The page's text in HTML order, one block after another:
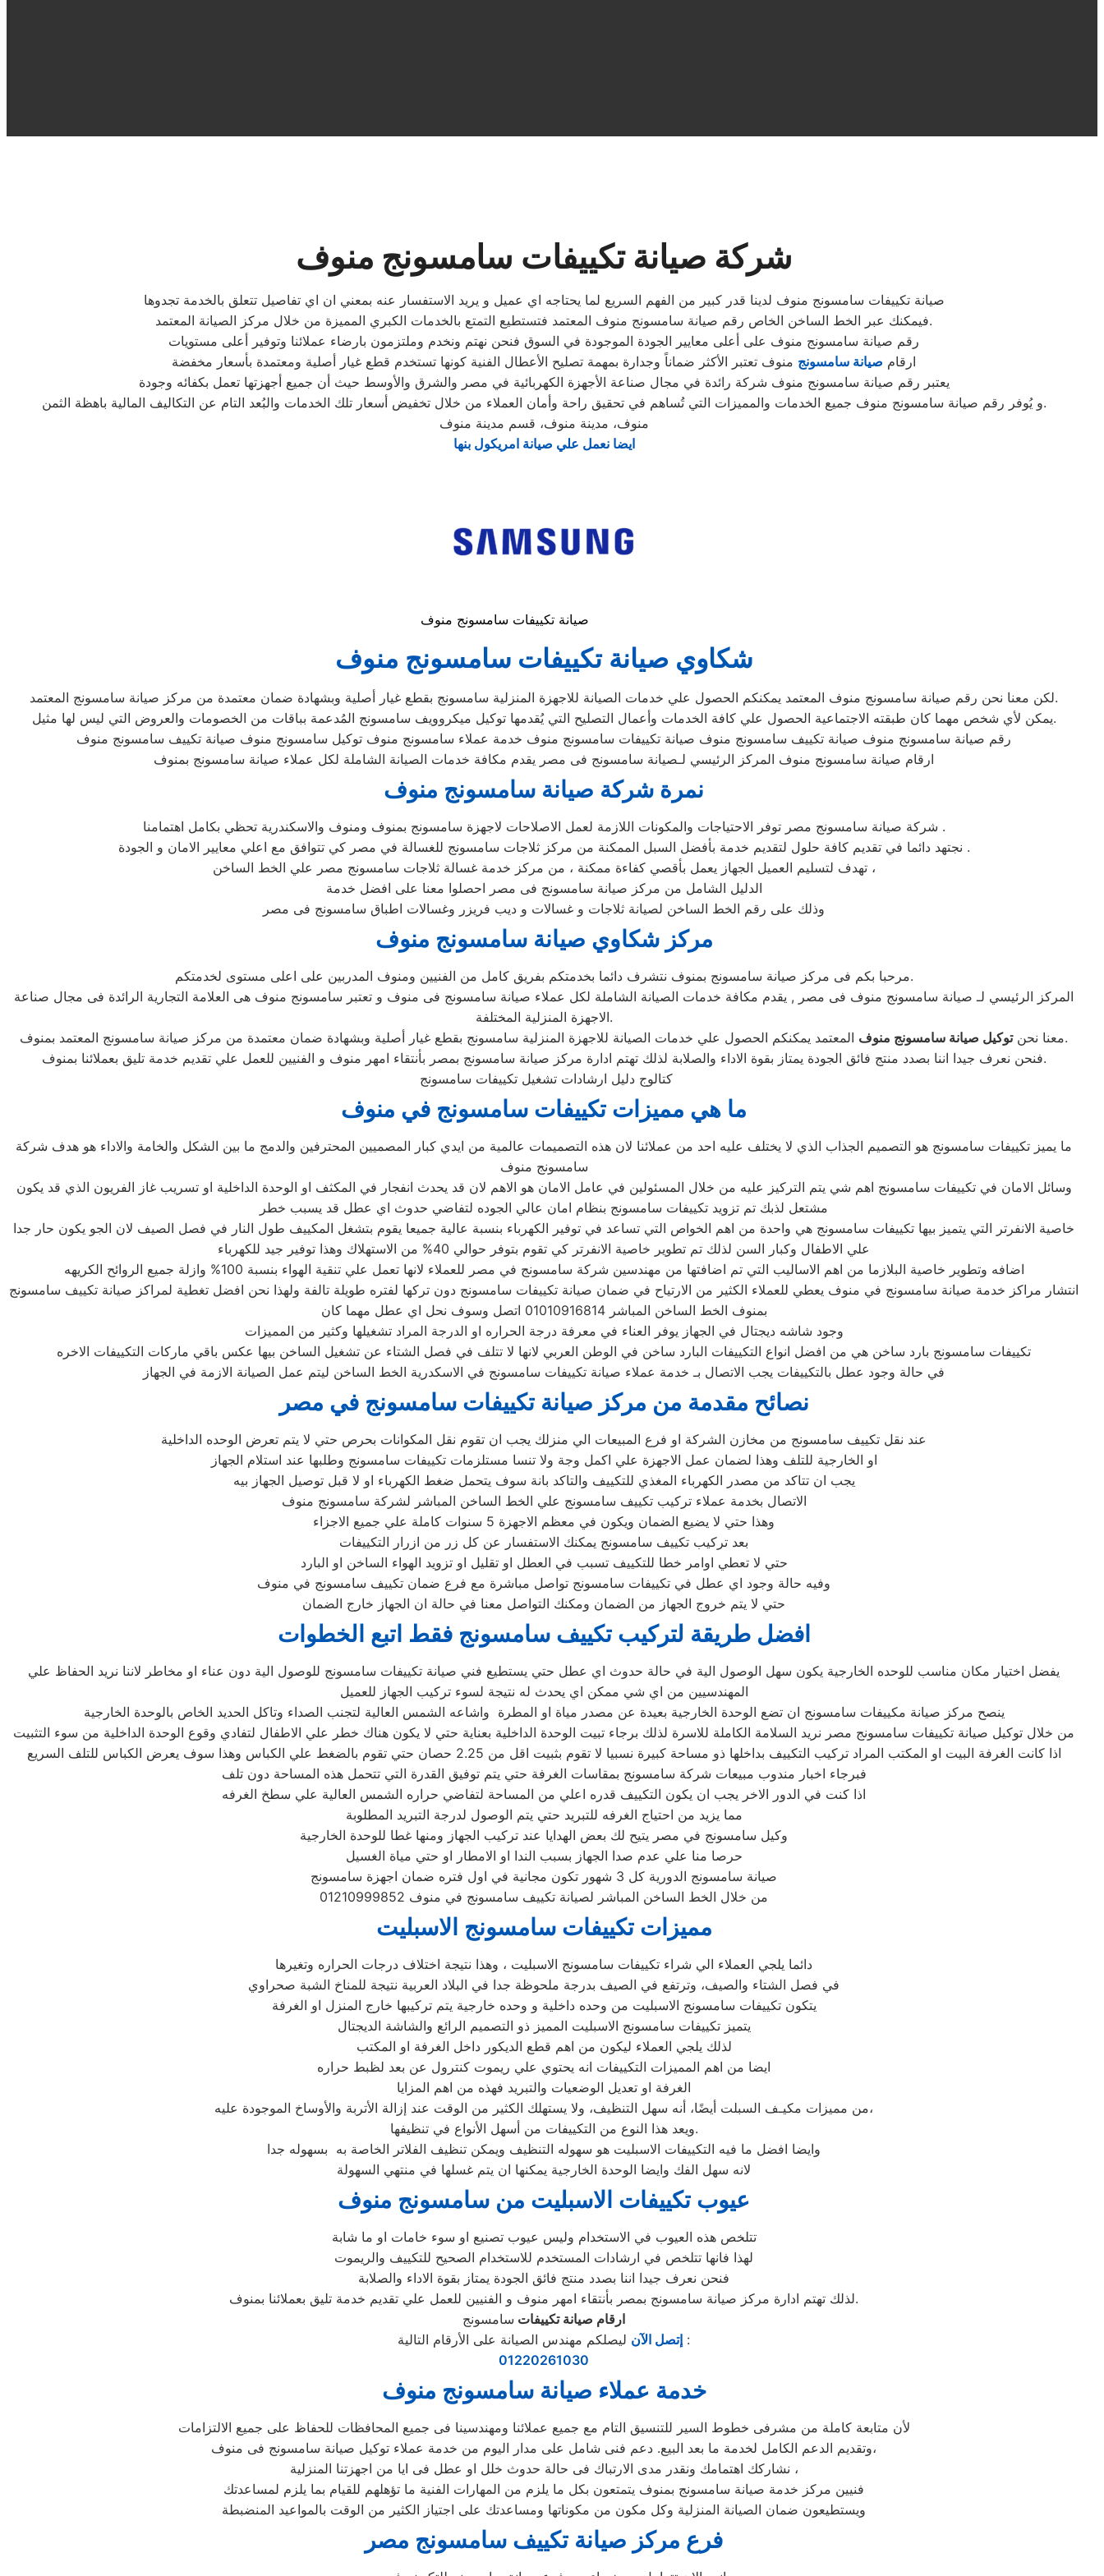
شركة صيانة تكييفات سامسونج منوف
صيانة تكييفات سامسونج منوف لدينا قدر كبير من الفهم السريع لما يحتاجه اي عميل و يريد الاستفسار عنه بمعني ان اي تفاصيل تتعلق بالخدمة تجدوها
فيمكنك عبر الخط الساخن الخاص رقم صيانة سامسونج منوف المعتمد فتستطيع التمتع بالخدمات الكبري المميزة من خلال مركز الصيانة المعتمد.
رقم صيانة سامسونج منوف على أعلى معايير الجودة الموجودة في السوق فنحن نهتم ونخدم وملتزمون بارضاء عملائنا وتوفير أعلى مستويات
ارقام صيانة سامسونج منوف تعتبر الأكثر ضماناً وجدارة بمهمة تصليح الأعطال الفنية كونها تستخدم قطع غيار أصلية ومعتمدة بأسعار مخفضة
يعتبر رقم صيانة سامسونج منوف شركة رائدة في مجال صناعة الأجهزة الكهربائية في مصر والشرق والأوسط حيث أن جميع أجهزتها تعمل بكفائه وجودة
و يُوفر رقم صيانة سامسونج منوف جميع الخدمات والمميزات التي تُساهم في تحقيق راحة وأمان العملاء من خلال تخفيض أسعار تلك الخدمات والبُعد التام عن التكاليف المالية باهظة الثمن.
منوف، مدينة منوف، قسم مدينة منوف
ايضا نعمل علي صيانة امريكول بنها
صيانة تكييفات سامسونج منوف
شكاوي صيانةتكييفات سامسونج منوف
لكن معنا نحن رقم صيانة سامسونج منوف المعتمد يمكنكم الحصول علي خدمات الصيانة للاجهزة المنزلية سامسونج بقطع غيار أصلية وبشهادة ضمان معتمدة من مركز صيانة سامسونج المعتمد.
يمكن لأي شخص مهما كان طبقته الاجتماعية الحصول علي كافة الخدمات وأعمال التصليح التي يُقدمها توكيل ميكروويف سامسونج المُدعمة بباقات من الخصومات والعروض التي ليس لها مثيل.
رقم صيانة سامسونج منوف صيانة تكييف سامسونج منوف صيانة تكييفات سامسونج منوف خدمة عملاء سامسونج منوف توكيل سامسونج منوف صيانة تكييف سامسونج منوف
ارقام صيانة سامسونج منوف المركز الرئيسي لـصيانة سامسونج فى مصر يقدم مكافة خدمات الصيانة الشاملة لكل عملاء صيانة سامسونج بمنوف
نمرة شركة صيانة سامسونج منوف
شركة صيانة سامسونج مصر توفر الاحتياجات والمكونات اللازمة لعمل الاصلاحات لاجهزة سامسونج بمنوف ومنوف والاسكندرية تحظي بكامل اهتمامنا .
نجتهد دائما في تقديم كافة حلول لتقديم خدمة بأفضل السبل الممكنة من مركز ثلاجات سامسونج للغسالة في مصر كي تتوافق مع اعلي معايير الامان و الجودة .
تهدف لتسليم العميل الجهاز يعمل بأقصي كفاءة ممكنة ، من مركز خدمة غسالة ثلاجات سامسونج مصر علي الخط الساخن ،
الدليل الشامل من مركز صيانة سامسونج فى مصر احصلوا معنا على افضل خدمة
وذلك على رقم الخط الساخن لصيانة ثلاجات و غسالات و ديب فريزر وغسالات اطباق سامسونج فى مصر
مركز شكاوي صيانة سامسونج منوف
مرحبا بكم فى مركز صيانة سامسونج بمنوف نتشرف دائما بخدمتكم بفريق كامل من الفنيين ومنوف المدربين على اعلى مستوى لخدمتكم.
المركز الرئيسي لـ صيانة سامسونج منوف فى مصر , يقدم مكافة خدمات الصيانة الشاملة لكل عملاء صيانة سامسونج فى منوف و تعتبر سامسونج منوف هى العلامة التجارية الرائدة فى مجال صناعة
الاجهزة المنزلية المختلفة.
معنا نحنتوكيل صيانة سامسونج منوف
المعتمد يمكنكم الحصول علي خدمات الصيانة للاجهزة المنزلية سامسونج بقطع غيار أصلية وبشهادة ضمان معتمدة من مركز صيانة سامسونج المعتمد بمنوف.
فنحن نعرف جيدا اننا بصدد منتج فائق الجودة يمتاز بقوة الاداء والصلابة لذلك تهتم ادارة مركز صيانة سامسونج بمصر بأنتقاء امهر منوف و الفنيين للعمل علي تقديم خدمة تليق بعملائنا بمنوف.
كتالوج دليل ارشادات تشغيل تكييفات سامسونج
ما هي مميزات تكييفات سامسونج في منوف
ما يميز تكييفات سامسونج هو التصميم الجذاب الذي لا يختلف عليه احد من عملائنا لان هذه التصميمات عالمية من ايدي كبار المصميين المحترفين والدمج ما بين الشكل والخامة والاداء هو هدف شركة
سامسونج منوف
وسائل الامان في تكييفات سامسونج اهم شي يتم التركيز عليه من خلال المسئولين في عامل الامان هو الاهم لان قد يحدث انفجار في المكثف او الوحدة الداخلية او تسريب غاز الفريون الذي قد يكون
مشتعل لذبك تم تزويد تكييفات سامسونج بنظام امان عالي الجوده لتفاضي حدوث اي عطل قد يسبب خطر
خاصية الانفرتر التي يتميز بيها تكييفات سامسونج هي واحدة من اهم الخواص التي تساعد في توفير الكهرباء بنسبة عالية جميعا يقوم بتشغل المكييف طول النار في فصل الصيف لان الجو يكون حار جدا
علي الاطفال وكبار السن لذلك تم تطوير خاصية الانفرتر كي تقوم بتوفر حوالي 40% من الاستهلاك وهذا توفير جيد للكهرباء
اضافه وتطوير خاصية البلازما من اهم الاساليب التي تم اضافتها من مهندسين شركة سامسونج في مصر للعملاء لانها تعمل علي تنقية الهواء بنسبة 100% وازلة جميع الروائح الكريهه
انتشار مراكز خدمة صيانة سامسونج في منوف يعطي للعملاء الكثير من الارتياح في ضمان صيانة تكييفات سامسونج دون تركها لفتره طويلة تالفة ولهذا نحن افضل تغطية لمراكز صيانة تكييف سامسونج
بمنوف الخط الساخن المباشر 01010916814 اتصل وسوف نحل اي عطل مهما كان
وجود شاشه ديجتال في الجهاز يوفر العناء في معرفة درجة الحراره او الدرجة المراد تشغيلها وكثير من المميزات
تكييفات سامسونج بارد ساخن هي من افضل انواع التكييفات البارد ساخن في الوطن العربي لانها لا تتلف في فصل الشتاء عن تشغيل الساخن بيها عكس باقي ماركات التكييفات الاخره
في حالة وجود عطل بالتكييفات يجب الاتصال بـ خدمة عملاء صيانة تكييفات سامسونج في الاسكدرية الخط الساخن ليتم عمل الصيانة الازمة في الجهاز
نصائح مقدمة من مركز صيانة تكييفات سامسونج في مصر
عند نقل تكييف سامسونج من مخازن الشركة او فرع المبيعات الي منزلك يجب ان تقوم نقل المكوانات بحرص حتي لا يتم تعرض الوحده الداخلية
او الخارجية للتلف وهذا لضمان عمل الاجهزة علي اكمل وجة ولا تنسا مستلزمات تكييفات سامسونج وطلبها عند استلام الجهاز
يجب ان تتاكد من مصدر الكهرباء المغذي للتكييف والتاكد بانة سوف يتحمل ضغط الكهرباء او لا قبل توصيل الجهاز بيه
الاتصال بخدمة عملاء تركيب تكييف سامسونج علي الخط الساخن المباشر لشركة سامسونج منوف
وهذا حتي لا يضيع الضمان ويكون في معظم الاجهزة 5 سنوات كاملة علي جميع الاجزاء
بعد تركيب تكييف سامسونج يمكنك الاستفسار عن كل زر من ازرار التكييفات
حتي لا تعطي اوامر خطا للتكييف تسبب في العطل او تقليل او تزويد الهواء الساخن او البارد
وفيه حالة وجود اي عطل في تكييفات سامسونج تواصل مباشرة مع فرع ضمان تكييف سامسونج في منوف
حتي لا يتم خروج الجهاز من الضمان ومكنك التواصل معنا في حالة ان الجهاز خارج الضمان
افضل طريقة لتركيب تكييف سامسونج فقط اتبع الخطوات
يفضل اختيار مكان مناسب للوحده الخارجية يكون سهل الوصول الية في حالة حدوث اي عطل حتي يستطيع فني صيانة تكييفات سامسونج للوصول الية دون عناء او مخاطر لاننا نريد الحفاظ علي
المهندسيين من اي شي ممكن اي يحدث له نتيجة لسوء تركيب الجهاز للعميل
ينصح مركز صيانة مكييفات سامسونج ان تضع الوحدة الخارجية بعيدة عن مصدر مياة او المطرة واشاعه الشمس العالية لتجنب الصداء وتاكل الحديد الخاص بالوحدة الخارجية
من خلال توكيل صيانة تكييفات سامسونج مصر نريد السلامة الكاملة للاسرة لذلك برجاء تبيت الوحدة الداخلية بعناية حتي لا يكون هناك خطر علي الاطفال لتفادي وقوع الوحدة الداخلية من سوء التثبيت
اذا كانت الغرفة البيت او المكتب المراد تركيب التكييف بداخلها ذو مساحة كبيرة نسبيا لا تقوم بثبيت اقل من 2.25 حصان حتي تقوم بالضغط علي الكباس وهذا سوف يعرض الكباس للتلف السريع
فبرجاء اخبار مندوب مبيعات شركة سامسونج بمقاسات الغرفة حتي يتم توفيق القدرة التي تتحمل هذه المساحة دون تلف
اذا كنت في الدور الاخر يجب ان يكون التكييف قدره اعلي من المساحة لتفاضي حراره الشمس العالية علي سطخ الغرفه
مما يزيد من احتياج الغرفه للتبريد حتي يتم الوصول لدرجة التبريد المطلوبة
وكيل سامسونج في مصر يتيح لك بعض الهدايا عند تركيب الجهاز ومنها غطا للوحدة الخارجية
حرصا منا علي عدم صدا الجهاز بسبب الندا او الامطار او حتي مياة الغسيل
صيانة سامسونج الدورية كل 3 شهور تكون مجانية في اول فتره ضمان اجهزة سامسونج
من خلال الخط الساخن المباشر لصيانة تكييف سامسونج في منوف 01210999852
مميزات تكييفات سامسونج الاسبليت
دائما يلجي العملاء الي شراء تكييفات سامسونج الاسبليت ، وهذا نتيجة اختلاف درجات الحراره وتغيرها
في فصل الشتاء والصيف، وترتفع في الصيف بدرجة ملحوظة جدا في البلاد العربية نتيجة للمناخ الشبة صحراوي
يتكون تكييفات سامسونج الاسبليت من وحده داخلية و وحده خارجية يتم تركيبها خارج المنزل او الغرفة
يتميز تكييفات سامسونج الاسبليت المميز ذو التصميم الرائع والشاشة الديجتال
لذلك يلجي العملاء ليكون من اهم قطع الديكور داخل الغرفة او المكتب
ايضا من اهم المميزات التكييفات انه يحتوي علي ريموت كنترول عن بعد لظبط حراره
الغرفة او تعديل الوضعيات والتبريد فهذه من اهم المزايا
من مميزات مكيـف السبلت أيضًا، أنه سهل التنظيف، ولا يستهلك الكثير من الوقت عند إزالة الأتربة والأوساخ الموجودة عليه،
ويعد هذا النوع من التكييفات من أسهل الأنواع في تنظيفها.
وايضا افضل ما فيه التكييفات الاسبليت هو سهوله التنظيف ويمكن تنظيف الفلاتر الخاصة به بسهوله جدا
لانه سهل الفك وايضا الوحدة الخارجية يمكنها ان يتم غسلها في منتهي السهولة
عيوب تكييفات الاسبليت من سامسونج منوف
تتلخص هذه العيوب في الاستخدام وليس عيوب تصنيع او سوء خامات او ما شابة
لهذا فانها تتلخص في ارشادات المستخدم للاستخدام الصحيح للتكييف والريموت
فنحن نعرف جيدا اننا بصدد منتج فائق الجودة يمتاز بقوة الاداء والصلابة
لذلك تهتم ادارة مركز صيانة سامسونج بمصر بأنتقاء امهر منوف و الفنيين للعمل علي تقديم خدمة تليق بعملائنا بمنوف.
ارقام صيانة تكييفات سامسونج
إتصل الآن ليصلكم مهندس الصيانة على الأرقام التالية :
01220261030
خدمة عملاء صيانة سامسونج منوف
لأن متابعة كاملة من مشرفى خطوط السير للتنسيق التام مع جميع عملائنا ومهندسينا فى جميع المحافظات للحفاظ على جميع الالتزامات
وتقديم الدعم الكامل لخدمة ما بعد البيع. دعم فنى شامل على مدار اليوم من خدمة عملاء توكيل صيانة سامسونج فى منوف،
نشاركك اهتمامك ونقدر مدى الارتباك فى حالة حدوث خلل او عطل فى ايا من اجهزتنا المنزلية ،
فنيين مركز خدمة صيانة سامسونج بمنوف يتمتعون بكل ما يلزم من المهارات الفنية ما تؤهلهم للقيام بما يلزم لمساعدتك
ويستطيعون ضمان الصيانة المنزلية وكل مكون من مكوناتها ومساعدتك على اجتياز الكثير من الوقت بالمواعيد المنضبطة
فرع مركز صيانة تكييف سامسونج مصر